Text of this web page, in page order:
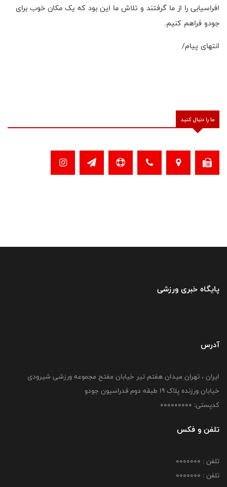
افراسیابی را از ما گرفتند و تلاش ما این بود که یک مکان خوب برای
جودو فراهم کنیم.
انتهای پیام/
ما را دنبال کنید
پایگاه خبری ورزشی
آدرس
ایران ، تهران میدان هفتم تیر خیابان مفتح مجموعه ورزشی شیرودی
خیابان ورزنده پلاک ۱۹ طبقه دوم فدراسیون جودو
کدپستی: 000000000
تلفن و فکس
تلفن : 0000000
تلفن : 0000000